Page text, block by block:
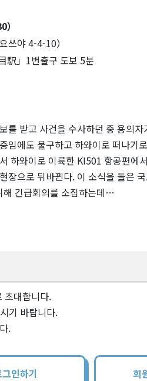
쓰야 4-4-10）
駅」1번출구 도보 5분
를 받고 사건을 수사하던 중 용의
임에도 불구하고 하와이로 떠나기
하와이로 이륙한 KI501 항공편에
장으로 뒤바뀐다. 이 소식을 들은
해 긴급회의를 소집하는데…
초대합니다.
기 바랍니다.
.
인하기 회